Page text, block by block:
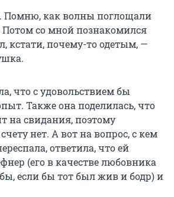
Помню, как волны поглощали
со мной познакомился
кстати, почему-то одетым, —
что с удовольствием бы
Также она поделилась, что
на свидания, поэтому
нет. А вот на вопрос, с кем
ответила, что ей
(его в качестве любовника
если бы тот был жив и бодр) и